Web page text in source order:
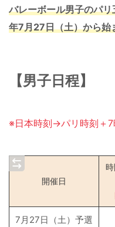
バレーボール男子のパ
年7月27日（土）から始
【男子日程】
※日本時刻→パリ時刻＋7
開催日
7月27日（土）予選